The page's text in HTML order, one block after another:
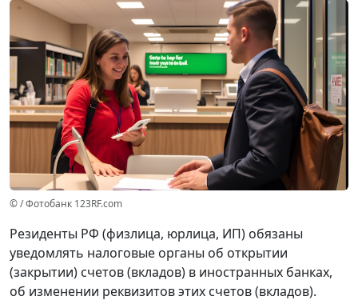
© / Фотобанк 123RF.com
Резиденты РФ (физлица, юрлица, ИП) обязаны
уведомлять налоговые органы об открытии
(закрытии) счетов (вкладов) в иностранных банках,
об изменении реквизитов этих счетов (вкладов).